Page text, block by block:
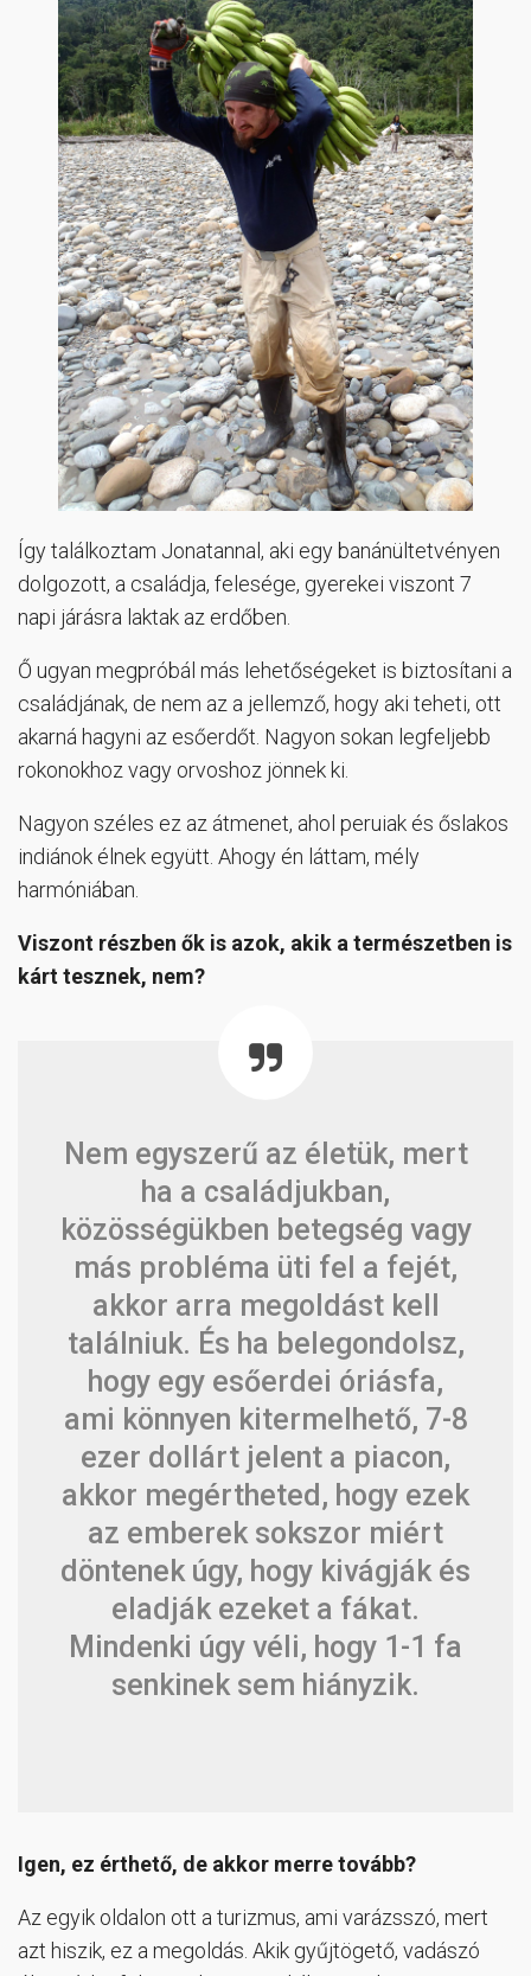
Így találkoztam Jonatannal, aki egy banánültetvényen
dolgozott, a családja, felesége, gyerekei viszont 7
napi járásra laktak az erdőben.
Ő ugyan megpróbál más lehetőségeket is biztosítani a
családjának, de nem az a jellemző, hogy aki teheti, ott
akarná hagyni az esőerdőt. Nagyon sokan legfeljebb
rokonokhoz vagy orvoshoz jönnek ki.
Nagyon széles ez az átmenet, ahol peruiak és őslakos
indiánok élnek együtt. Ahogy én láttam, mély
harmóniában.
Viszont részben ők is azok, akik a természetben is
kárt tesznek, nem?
Nem egyszerű az életük, mert
ha a családjukban,
közösségükben betegség vagy
más probléma üti fel a fejét,
akkor arra megoldást kell
találniuk. És ha belegondolsz,
hogy egy esőerdei óriásfa,
ami könnyen kitermelhető, 7-8
ezer dollárt jelent a piacon,
akkor megértheted, hogy ezek
az emberek sokszor miért
döntenek úgy, hogy kivágják és
eladják ezeket a fákat.
Mindenki úgy véli, hogy 1-1 fa
senkinek sem hiányzik.
Igen, ez érthető, de akkor merre tovább?
Az egyik oldalon ott a turizmus, ami varázsszó, mert
azt hiszik, ez a megoldás. Akik gyűjtögető, vadászó